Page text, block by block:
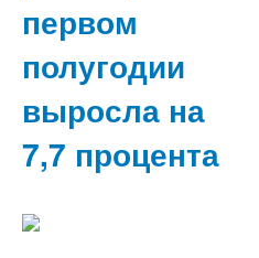
первом
полугодии
выросла на
7,7 процента